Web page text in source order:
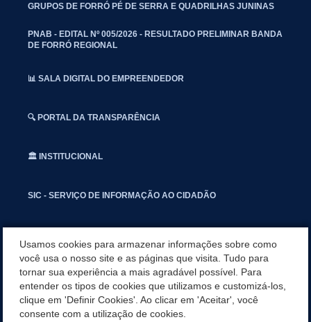
GRUPOS DE FORRÓ PÉ DE SERRA E QUADRILHAS JUNINAS
PNAB - EDITAL Nº 005/2026 - RESULTADO PRELIMINAR BANDA
DE FORRÓ REGIONAL
📊 SALA DIGITAL DO EMPREENDEDOR
🔍 PORTAL DA TRANSPARÊNCIA
🏛️ INSTITUCIONAL
SIC - SERVIÇO DE INFORMAÇÃO AO CIDADÃO
INSTAGRAN
📱🩺 SAUDE CONECTADA
Usamos cookies para armazenar informações sobre como
você usa o nosso site e as páginas que visita. Tudo para
tornar sua experiência a mais agradável possível. Para
entender os tipos de cookies que utilizamos e customizá-los,
clique em 'Definir Cookies'. Ao clicar em 'Aceitar', você
consente com a utilização de cookies.